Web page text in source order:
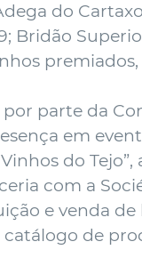
do
Bridão
parte da
em
do Tejo”,
com a
e venda de
de